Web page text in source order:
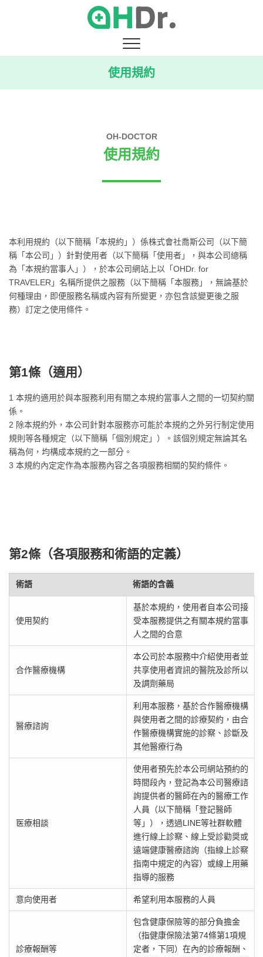
使用規約
OH-DOCTOR
使用規約
本利用規約（以下簡稱「本規約」）係株式會社喬斯公司（以下簡
稱「本公司」）針對使用者（以下簡稱「使用者」，與本公司總稱
為「本規約當事人」），於本公司網站上以「OHDr. for
TRAVELER」名稱所提供之服務（以下簡稱「本服務」，無論基於
何種理由，即便服務名稱或內容有所變更，亦包含該變更後之服
務）訂定之使用條件。
第1條（適用）
1 本規約適用於與本服務利用有關之本規約當事人之間的一切契約關
係。
2 除本規約外，本公司針對本服務亦可能於本規約之外另行制定使用
規則等各種規定（以下簡稱「個別規定」）。該個別規定無論其名
稱為何，均構成本規約之一部分。
3 本規約內定定作為本服務內容之各項服務相關的契約條件。
第2條（各項服務和術語的定義）
術語 術語的含義
使用契約
基於本規約，使用者自本公司接
受本服務提供之有關本規約當事
人之間的合意
合作醫療機構
本公司於本服務中介紹使用者並
共享使用者資訊的醫院及診所以
及調劑藥局
醫療諮詢
利用本服務，基於合作醫療機構
與使用者之間的診療契約，由合
作醫療機構實施的診察、診斷及
其他醫療行為
医療相談
使用者預先於本公司網站預約的
時間段內，登記為本公司醫療諮
詢提供者的醫師在內的醫療工作
人員（以下簡稱「登記醫師
等」），透過LINE等社群軟體
進行線上診察、線上受診勸奨或
遠端健康醫療諮詢（指線上診察
指南中規定的內容）或線上用藥
指導的服務
意向使用者 希望利用本服務的人員
診療報酬等
包含健康保險等的部分負擔金
（指健康保險法第74條第1項規
定者，下同）在內的診療報酬、